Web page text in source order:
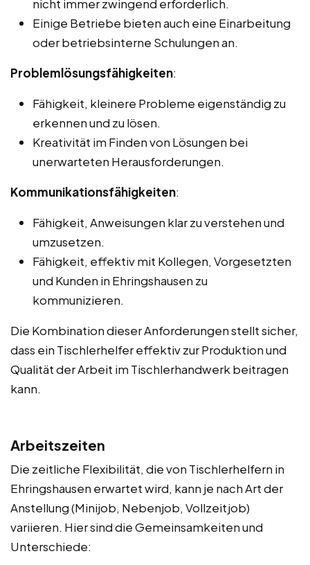
nicht immer zwingend erforderlich.
Einige Betriebe bieten auch eine Einarbeitung
oder betriebsinterne Schulungen an.
Problemlösungsfähigkeiten:
Fähigkeit, kleinere Probleme eigenständig zu
erkennen und zu lösen.
Kreativität im Finden von Lösungen bei
unerwarteten Herausforderungen.
Kommunikationsfähigkeiten:
Fähigkeit, Anweisungen klar zu verstehen und
umzusetzen.
Fähigkeit, effektiv mit Kollegen, Vorgesetzten
und Kunden in Ehringshausen zu
kommunizieren.
Die Kombination dieser Anforderungen stellt sicher,
dass ein Tischlerhelfer effektiv zur Produktion und
Qualität der Arbeit im Tischlerhandwerk beitragen
kann.
Arbeitszeiten
Die zeitliche Flexibilität, die von Tischlerhelfern in
Ehringshausen erwartet wird, kann je nach Art der
Anstellung (Minijob, Nebenjob, Vollzeitjob)
variieren. Hier sind die Gemeinsamkeiten und
Unterschiede: